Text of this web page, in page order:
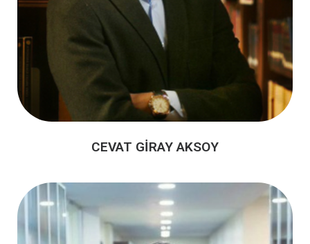
CEVAT GİRAY AKSOY